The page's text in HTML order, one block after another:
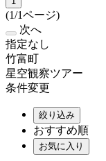
(1/1ページ)
次へ
指定なし
竹富町
星空観察ツアー
条件変更
絞り込み
おすすめ順
お気に入り